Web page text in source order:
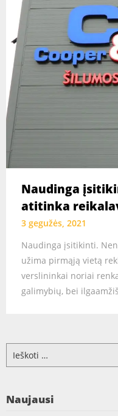
Naudinga
atitinka
3 gegužės, 2021
Naudinga įsitikinti.
užima pirmąją vietą
verslininkai noriai
galimybių, bei
Naujausi